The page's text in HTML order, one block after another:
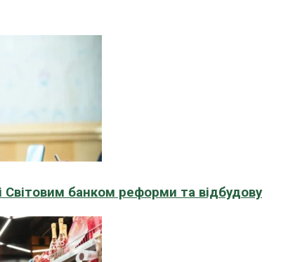
Світовим банком реформи та відбудову